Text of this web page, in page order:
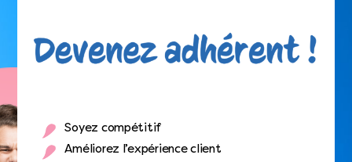
Soyez compétitif
Améliorez l’expérience client